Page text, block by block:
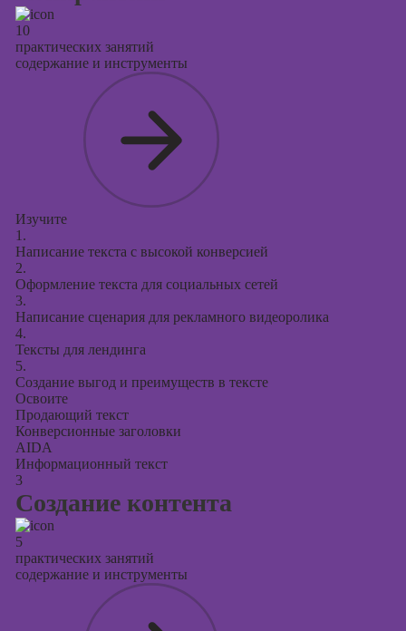
10
практических занятий
содержание и инструменты
Изучите
1.
Написание текста с высокой конверсией
2.
Оформление текста для социальных сетей
3.
Написание сценария для рекламного видеоролика
4.
Тексты для лендинга
5.
Создание выгод и преимуществ в тексте
Освоите
Продающий текст
Конверсионные заголовки
AIDA
Информационный текст
3
Создание контента
5
практических занятий
содержание и инструменты